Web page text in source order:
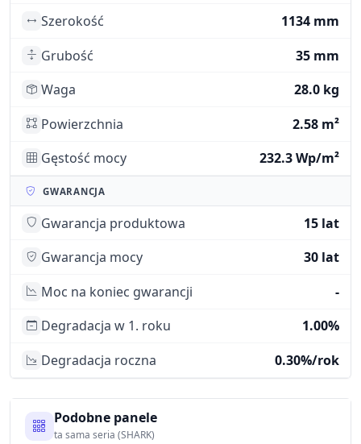
Szerokość
1134 mm
Grubość
35 mm
Waga
28.0 kg
Powierzchnia
2.58 m²
Gęstość mocy
232.3 Wp/m²
GWARANCJA
Gwarancja produktowa
15 lat
Gwarancja mocy
30 lat
Moc na koniec gwarancji
-
Degradacja w 1. roku
1.00%
Degradacja roczna
0.30%/rok
Podobne panele
ta sama seria (SHARK)